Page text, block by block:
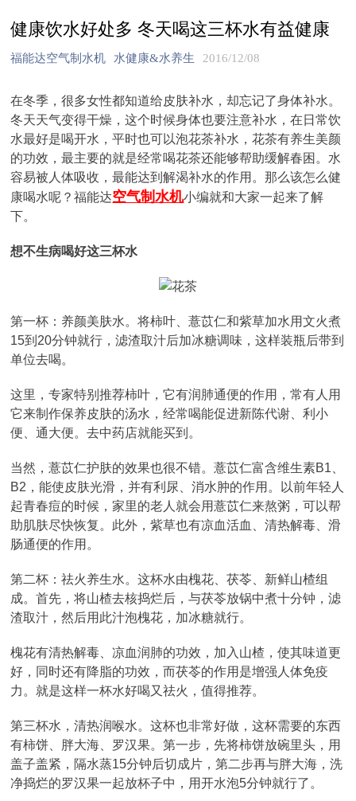
健康饮水好处多 冬天喝这三杯水有益健康
福能达空气制水机 水健康&水养生 2016/12/08
在冬季，很多女性都知道给皮肤补水，却忘记了身体补水。
冬天天气变得干燥，这个时候身体也要注意补水，在日常饮
水最好是喝开水，平时也可以泡花茶补水，花茶有养生美颜
的功效，最主要的就是经常喝花茶还能够帮助缓解春困。水
容易被人体吸收，最能达到解渴补水的作用。那么该怎么健
康喝水呢？福能达空气制水机小编就和大家一起来了解
下。
想不生病喝好这三杯水
第一杯：养颜美肤水。将柿叶、薏苡仁和紫草加水用文火煮
15到20分钟就行，滤渣取汁后加冰糖调味，这样装瓶后带到
单位去喝。
这里，专家特别推荐柿叶，它有润肺通便的作用，常有人用
它来制作保养皮肤的汤水，经常喝能促进新陈代谢、利小
便、通大便。去中药店就能买到。
当然，薏苡仁护肤的效果也很不错。薏苡仁富含维生素B1、
B2，能使皮肤光滑，并有利尿、消水肿的作用。以前年轻人
起青春痘的时候，家里的老人就会用薏苡仁来熬粥，可以帮
助肌肤尽快恢复。此外，紫草也有凉血活血、清热解毒、滑
肠通便的作用。
第二杯：祛火养生水。这杯水由槐花、茯苓、新鲜山楂组
成。首先，将山楂去核捣烂后，与茯苓放锅中煮十分钟，滤
渣取汁，然后用此汁泡槐花，加冰糖就行。
槐花有清热解毒、凉血润肺的功效，加入山楂，使其味道更
好，同时还有降脂的功效，而茯苓的作用是增强人体免疫
力。就是这样一杯水好喝又祛火，值得推荐。
第三杯水，清热润喉水。这杯也非常好做，这杯需要的东西
有柿饼、胖大海、罗汉果。第一步，先将柿饼放碗里头，用
盖子盖紧，隔水蒸15分钟后切成片，第二步再与胖大海，洗
净捣烂的罗汉果一起放杯子中，用开水泡5分钟就行了。